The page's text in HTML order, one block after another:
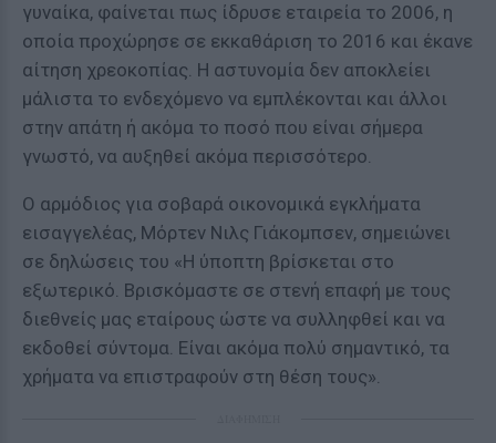
γυναίκα, φαίνεται πως ίδρυσε εταιρεία το 2006, η
οποία προχώρησε σε εκκαθάριση το 2016 και έκανε
αίτηση χρεοκοπίας. Η αστυνομία δεν αποκλείει
μάλιστα το ενδεχόμενο να εμπλέκονται και άλλοι
στην απάτη ή ακόμα το ποσό που είναι σήμερα
γνωστό, να αυξηθεί ακόμα περισσότερο.
Ο αρμόδιος για σοβαρά οικονομικά εγκλήματα
εισαγγελέας, Μόρτεν Νιλς Γιάκομπσεν, σημειώνει
σε δηλώσεις του «Η ύποπτη βρίσκεται στο
εξωτερικό. Βρισκόμαστε σε στενή επαφή με τους
διεθνείς μας εταίρους ώστε να συλληφθεί και να
εκδοθεί σύντομα. Είναι ακόμα πολύ σημαντικό, τα
χρήματα να επιστραφούν στη θέση τους».